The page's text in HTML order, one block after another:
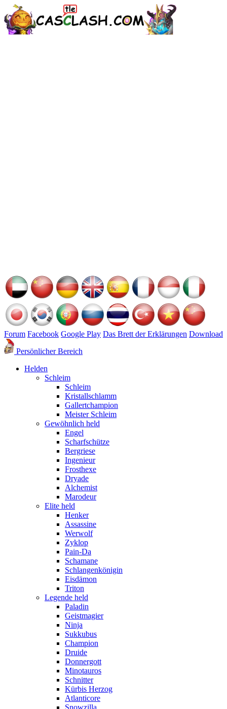
Forum Facebook Google Play Das Brett der Erklärungen Download
Persönlicher Bereich
Helden
Schleim
Schleim
Kristallschlamm
Gallertchampion
Meister Schleim
Gewöhnlich held
Engel
Scharfschütze
Bergriese
Ingenieur
Frosthexe
Dryade
Alchemist
Marodeur
Elite held
Henker
Assassine
Werwolf
Zyklop
Pain-Da
Schamane
Schlangenkönigin
Eisdämon
Triton
Legende held
Paladin
Geistmagier
Ninja
Sukkubus
Champion
Druide
Donnergott
Minotauros
Schnitter
Kürbis Herzog
Atlanticore